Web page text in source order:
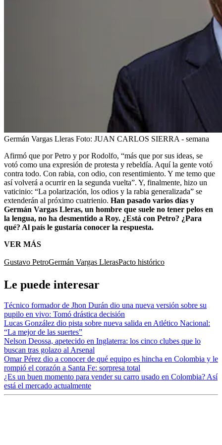
Germán Vargas Lleras Foto: JUAN CARLOS SIERRA - semana
Afirmó que por Petro y por Rodolfo, “más que por sus ideas, se
votó como una expresión de protesta y rebeldía. Aquí la gente votó
contra todo. Con rabia, con odio, con resentimiento. Y me temo que
así volverá a ocurrir en la segunda vuelta”. Y, finalmente, hizo un
vaticinio: “La polarización, los odios y la rabia generalizada” se
extenderán al próximo cuatrienio. Han pasado varios días y
Germán Vargas Lleras, un hombre que suele no tener pelos en
la lengua, no ha desmentido a Roy. ¿Está con Petro? ¿Para
qué? Al país le gustaría conocer la respuesta.
VER MÁS
Gustavo PetroGermán Vargas LlerasPacto histórico
Le puede interesar
Técnico formador de Jhon Durán dio una nueva versión sobre su
pupilo en vivo: Tomó drástica decisión
Lucas González dio pista sobre nueva salida en Atlético Nacional:
“La mejor de las suertes”
Nelson Deossa, apetecido en Inglaterra: los cinco clubes que lo
buscan tras golazo al Arsenal
Omar Pérez dio a conocer de qué equipo es hincha en Colombia y le
rompió el corazón a Santa Fe: sorpresa total
¿Es un buen momento para vender su carro usado en Colombia? Así
está el mercado actualmente